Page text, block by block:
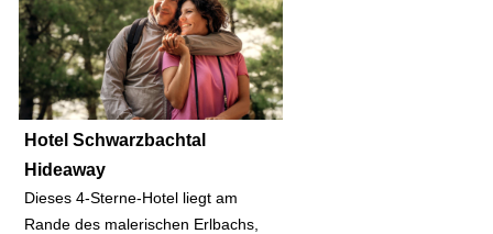
Hotel Schwarzbachtal
Hideaway
Dieses 4-Sterne-Hotel liegt am
Rande des malerischen Erlbachs,